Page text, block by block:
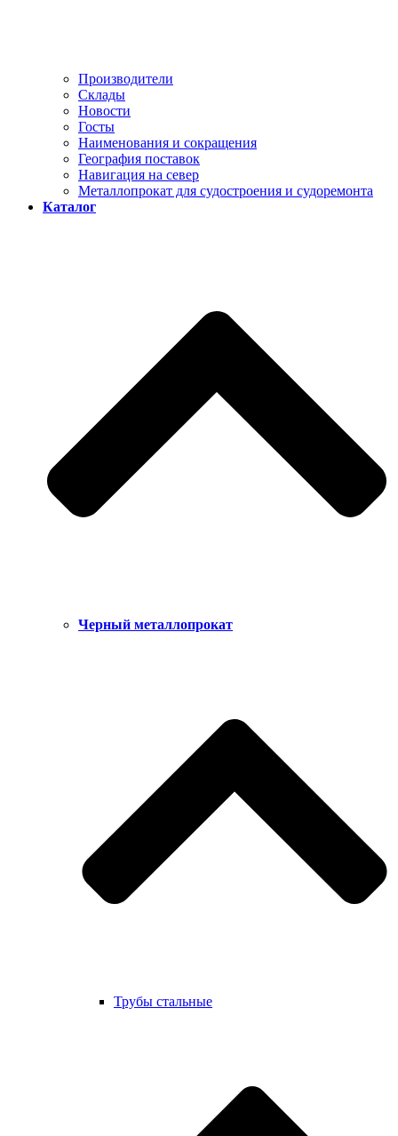
Производители
Склады
Новости
Госты
Наименования и сокращения
География поставок
Навигация на север
Металлопрокат для судостроения и судоремонта
Каталог
Черный металлопрокат
Трубы стальные